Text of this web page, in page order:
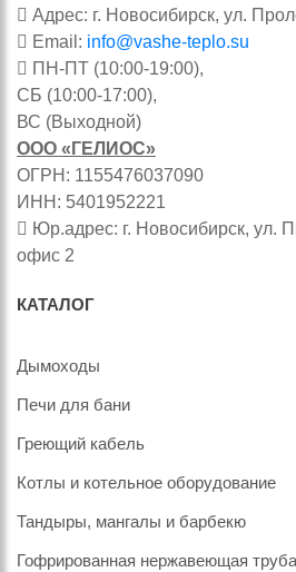
Адрес: г. Новосибирск, ул.
Email: info@vashe-teplo.su
ПН-ПТ (10:00-19:00),
СБ (10:00-17:00),
ВС (Выходной)
ООО «ГЕЛИОС»
ОГРН: 1155476037090
ИНН: 5401952221
Юр.адрес: г. Новосибирск, ул.
офис 2
КАТАЛОГ
Дымоходы
Печи для бани
Греющий кабель
Котлы и котельное оборудование
Тандыры, мангалы и барбекю
Гофрированная нержавеющая труба